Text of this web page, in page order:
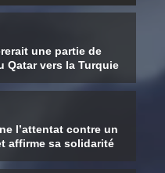
fait débat : pourquoi
Qatar ?
une partie de
Qatar vers la Turquie
l’attentat contre un
affirme sa solidarité